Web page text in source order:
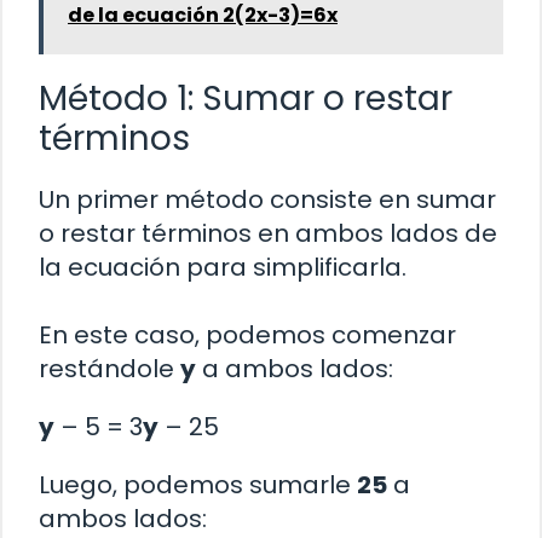
de la ecuación 2(2x-3)=6x
Método 1: Sumar o restar
términos
Un primer método consiste en sumar
o restar términos en ambos lados de
la ecuación para simplificarla.
En este caso, podemos comenzar
restándole y a ambos lados:
y – 5 = 3y – 25
Luego, podemos sumarle 25 a
ambos lados: